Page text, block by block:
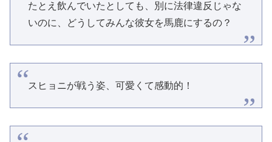
たとえ飲んでいたとしても、別に法律違反じゃな
いのに、どうしてみんな彼女を馬鹿にするの？
スヒョニが戦う姿、可愛くて感動的！